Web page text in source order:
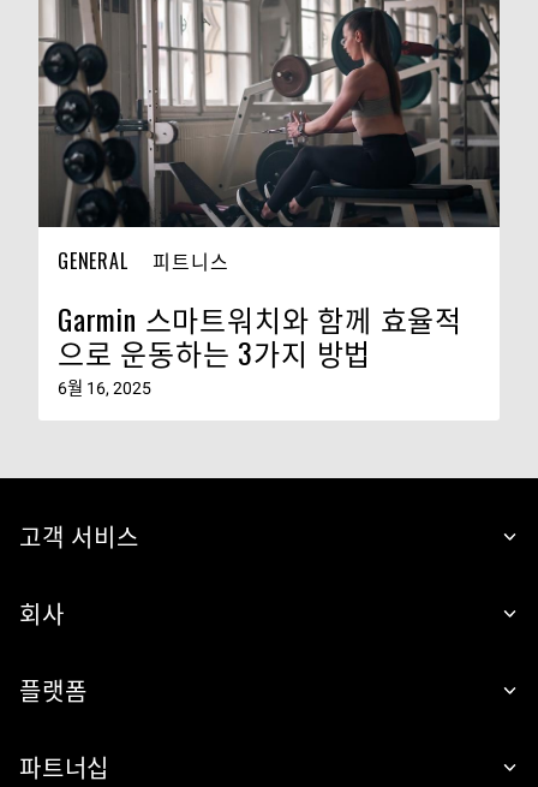
GENERAL 피트니스
Garmin 스마트워치와 함께 효율적
으로 운동하는 3가지 방법
6월 16, 2025
고객 서비스
회사
플랫폼
파트너십